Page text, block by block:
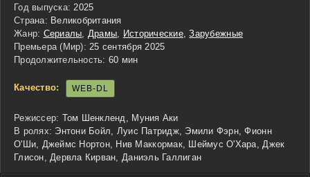
Год выпуска: 2025
Страна: Великобритания
Жанр: Сериалы Драмы Исторические,Зарубежные
Премьера (Мир): 25 сентября 2025
Продолжительность: 60 мин
Качество: WEB-DL
Режиссер: Том Шенкленд, Муния Аки
В ролях: Энтони Бойл, Луис Патридж, Эмили Фэрн, Фионн
О'Ши, Джеймс Нортон, Нив Маккормак, Шеймус О'Хара, Джек
Глисон, Дервла Кирван, Даниэль Галлиган